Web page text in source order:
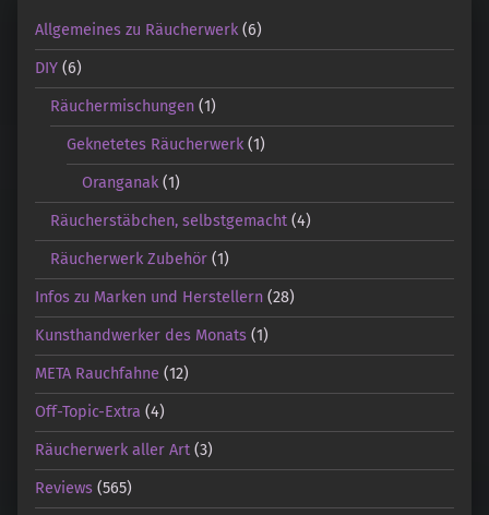
Allgemeines zu Räucherwerk (6)
DIY (6)
Räuchermischungen (1)
Geknetetes Räucherwerk(1)
Oranganak (1)
Räucherstäbchen, selbstgemacht (4)
Räucherwerk Zubehör (1)
Infos zu Marken und Herstellern (28)
Kunsthandwerker des Monats (1)
META Rauchfahne (12)
Off-Topic-Extra (4)
Räucherwerk aller Art (3)
Reviews (565)